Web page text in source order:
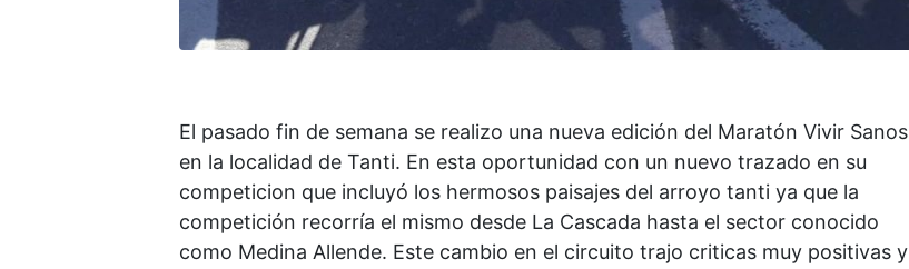
El pasado fin de semana se realizo una nueva edición del Maratón Vivir Sanos
en la localidad de Tanti. En esta oportunidad con un nuevo trazado en su
competicion que incluyó los hermosos paisajes del arroyo tanti ya que la
competición recorría el mismo desde La Cascada hasta el sector conocido
como Medina Allende. Este cambio en el circuito trajo criticas muy positivas y